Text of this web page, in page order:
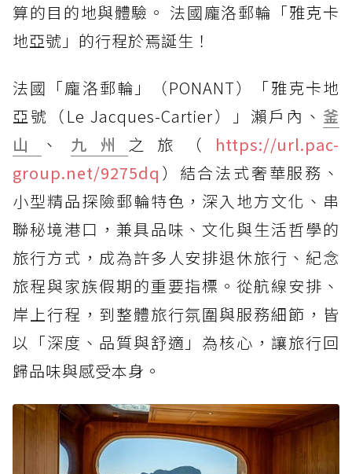
算的目的地與體驗。 法國龐洛郵輪「雅克卡
地亞號」的行程於焉誕生！
法國「龐洛郵輪」（PONANT）「雅克卡地
亞號（Le Jacques-Cartier）」瀨戶內、 釜
山
、 九州 之旅（ https://url.pac-
group.net/9275dq ）結合法式奢華服務、
小型精品探險郵輪特色，深入地方文化、串
聯秘境港口，兼具品味、文化與生活哲學的
旅行方式，成為許多人安排退休旅行、紀念
旅程與家族假期的重要指標。從航線安排、
岸上行程，到整體旅行氛圍與服務細節，皆
以「深度、品質與舒適」為核心，讓旅行回
歸品味與感受本身。